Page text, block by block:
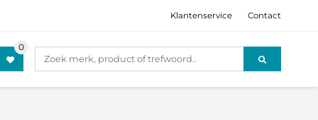
Klantenservice Contact